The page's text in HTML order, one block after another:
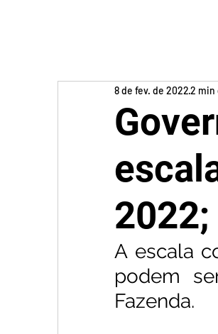
8 de fev. de 20222 min
A escala
podem
Fazenda.